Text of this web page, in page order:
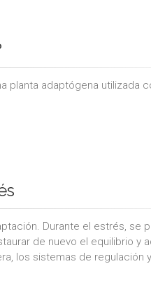
planta adaptógena utilizada
Durante el estrés, se
de nuevo el equilibrio y
los sistemas de regulación